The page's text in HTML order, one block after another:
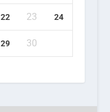
22 23 24
29 30